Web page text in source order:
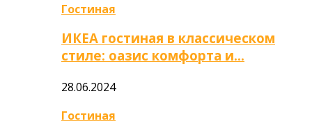
Гостиная
ИКЕА гостиная в классическом
стиле: оазис комфорта и…
28.06.2024
Гостиная